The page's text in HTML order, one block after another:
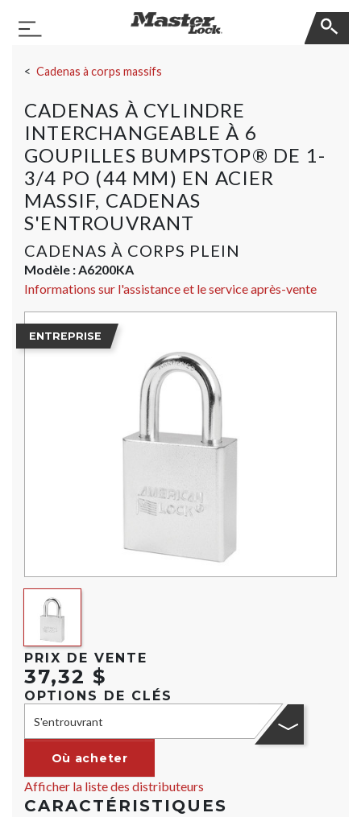
Basculer la navigation
Cadenas à corps massifs
CADENAS À CYLINDRE
INTERCHANGEABLE À 6
GOUPILLES BUMPSTOP® DE 1-
3/4 PO (44 MM) EN ACIER
MASSIF, CADENAS
S'ENTROUVRANT
CADENAS À CORPS PLEIN
Modèle :A6200KA
Informations sur l'assistance et le service après-vente
ENTREPRISE
PRIX DE VENTE
37,32 $
OPTIONS DE CLÉS
S'entrouvrant
Où acheter
Afficher la liste des distributeurs
CARACTÉRISTIQUES